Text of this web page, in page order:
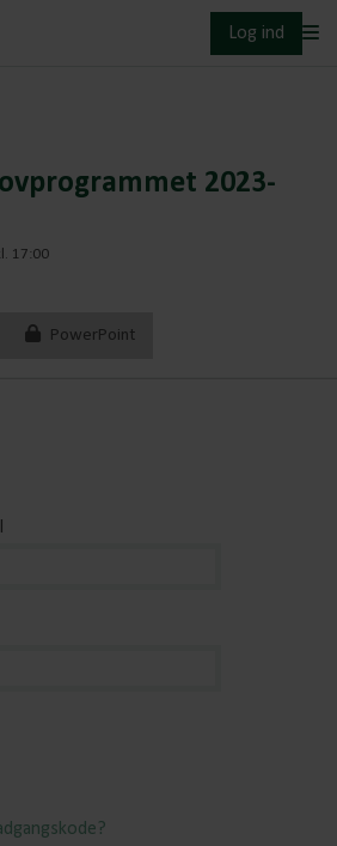
Log ind
2023-
17:00
PowerPoint